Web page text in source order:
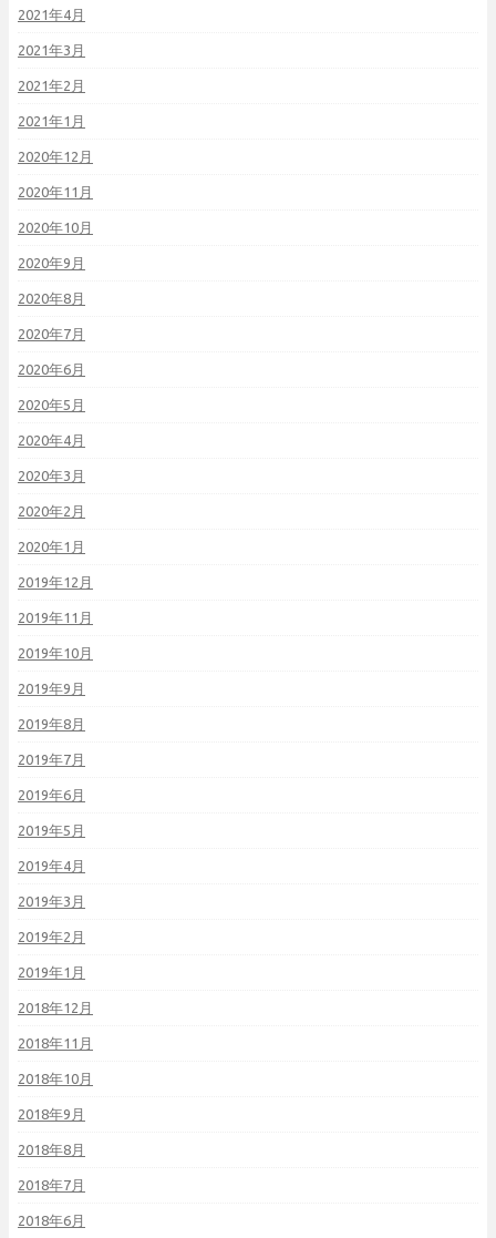
2021年4月
2021年3月
2021年2月
2021年1月
2020年12月
2020年11月
2020年10月
2020年9月
2020年8月
2020年7月
2020年6月
2020年5月
2020年4月
2020年3月
2020年2月
2020年1月
2019年12月
2019年11月
2019年10月
2019年9月
2019年8月
2019年7月
2019年6月
2019年5月
2019年4月
2019年3月
2019年2月
2019年1月
2018年12月
2018年11月
2018年10月
2018年9月
2018年8月
2018年7月
2018年6月